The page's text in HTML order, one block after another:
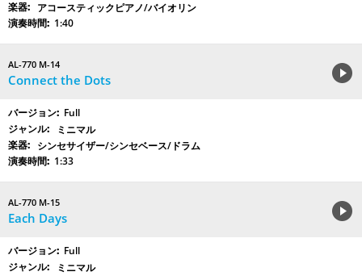
アコースティックピアノ/バイオリン
1:40
AL-770 M-14
Connect the Dots
Full
ミニマル
シンセサイザー/シンセベース/ドラム
1:33
AL-770 M-15
Each Days
Full
ミニマル